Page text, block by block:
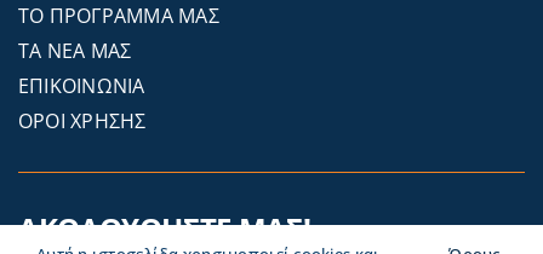
ΤΟ ΠΡΟΓΡΑΜΜΑ ΜΑΣ
ΤΑ ΝΕΑ ΜΑΣ
ΕΠΙΚΟΙΝΩΝΙΑ
ΟΡΟΙ ΧΡΗΣΗΣ
ΑΚΟΛΟΥΘΗΣΤΕ ΜΑΣ!